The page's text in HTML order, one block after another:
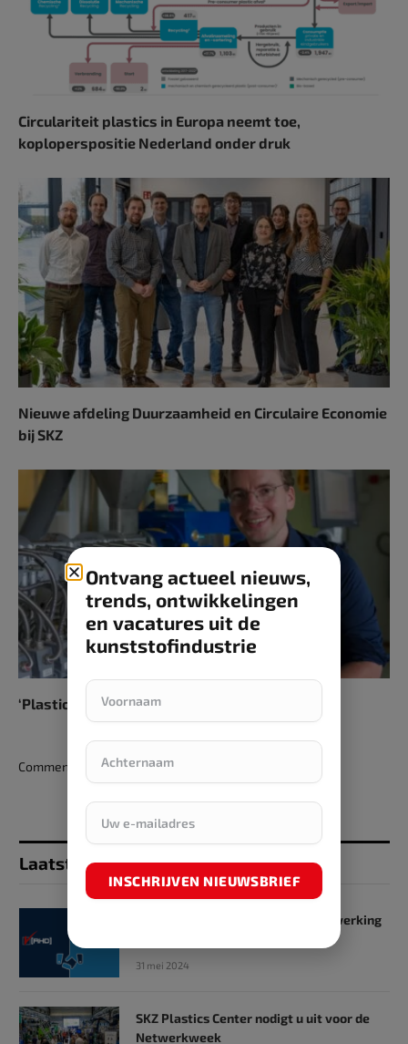
Circulariteit plastics in Europa neemt toe,
koploperspositie Nederland onder druk
Nieuwe afdeling Duurzaamheid en Circulaire Economie
bij SKZ
‘Plastics: geen vloek maar een zegen’
Comments are closed.
Laatst toegevoegd
SKZ en RHD GmbH starten samenwerking
31 mei 2024
SKZ Plastics Center nodigt u uit voor de
Netwerkweek
Ontvang actueel nieuws,
trends, ontwikkelingen
en vacatures uit de
kunststofindustrie
INSCHRIJVEN NIEUWSBRIEF